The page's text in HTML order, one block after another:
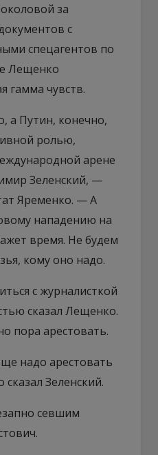
за
с
спецагентов по
Лещенко
гамма чувств.
а Путин, конечно,
ролью,
арене
Зеленский, —
Яременко. — А
нападению на
время. Не будем
кому оно надо.
с журналисткой
сказал Лещенко.
пора арестовать.
надо арестовать
Зеленский.
севшим